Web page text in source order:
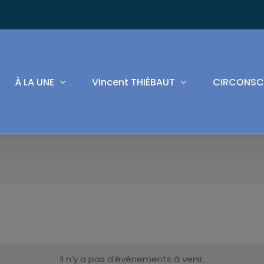
À LA UNE Vincent THIÉBAUT
Il n’y a pas d’évènements à venir.